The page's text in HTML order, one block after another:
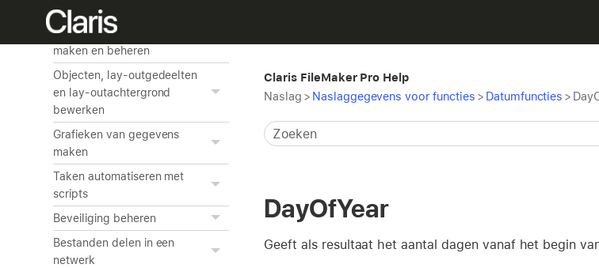
tabellen
Lay-outs en rapporten
maken en beheren
Objecten, lay-outgedeelten
en lay-outachtergrond
bewerken
Grafieken van gegevens
maken
Taken automatiseren met
scripts
Beveiliging beheren
Bestanden delen in een
netwerk
Claris FileMaker Pro Help
Naslag > Naslaggegevens voor functies > Datumfuncties >
DayOfYear
Geeft als resultaat het aantal dagen vanaf het begin